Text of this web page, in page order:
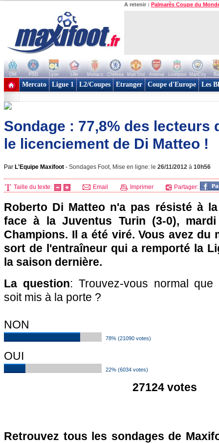
A retenir : Palmarès Coupe du
OM PSG Lyon Lille Monaco Chelsea Man Utd Arsenal Liverpool ManCity
+ de clubs
Mercato Ligue 1 L2/Coupes Etranger Coupe d'Europe Les
Sondage : 77,8% des lecteurs
le licenciement de Di Matteo !
Par L'Equipe Maxifoot - Sondages Foot, Mise en ligne: le 26/11/2012 à 10h56
Taille du texte: Email Imprimer Partager:
Roberto Di Matteo n'a pas résisté à
face à la Juventus Turin (3-0),
Champions. Il a été viré. Vous avez du
sort de l'entraîneur qui a remporté la
la saison dernière.
La question: Trouvez-vous normal
soit mis à la porte ?
NON
78% (21090 votes)
OUI
22% (6034 votes)
27124 votes
Retrouvez tous les sondages de